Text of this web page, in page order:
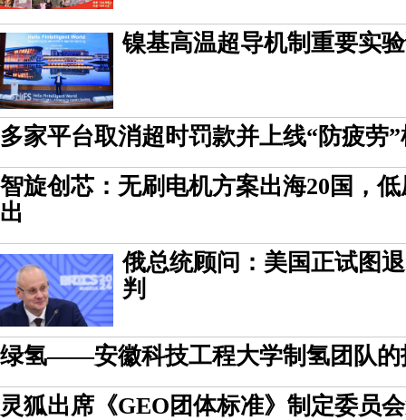
镍基高温超导机制重要实
多家平台取消超时罚款并上线“防疲劳
智旋创芯：无刷电机方案出海20国，
出
俄总统顾问：美国正试图
判
绿氢——安徽科技工程大学制氢团队的
灵狐出席《GEO团体标准》制定委员